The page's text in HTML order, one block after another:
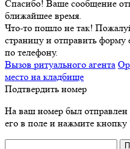
Спасибо! Ваше сообщение
ближайшее время.
Что-то пошло не так!
страницу и отправить
по телефону.
Вызов ритуального агента
место на кладбище
Подтвердить номер
На ваш номер был отправлен
его в поле и нажмите кнопку